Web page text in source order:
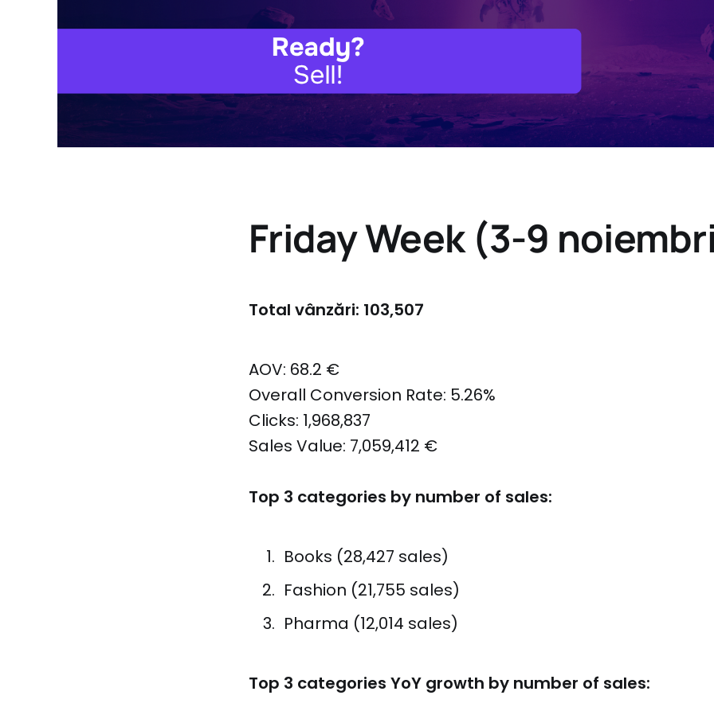
Friday Week (3-9
Total vânzări: 103,507
AOV: 68.2 €
Overall Conversion Rate: 5.26%
Clicks: 1,968,837
Sales Value: 7,059,412 €
Top 3 categories by number of sales:
Books (28,427 sales)
Fashion (21,755 sales)
Pharma (12,014 sales)
Top 3 categories YoY growth by number of sales: